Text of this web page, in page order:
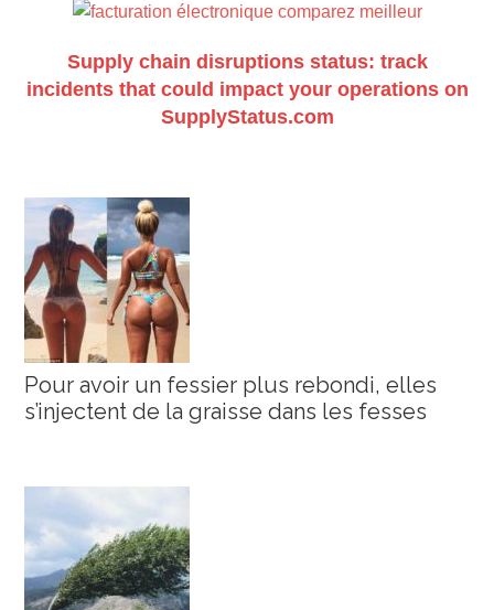
Supply chain disruptions status: track
incidents that could impact your operations on
SupplyStatus.com
Pour avoir un fessier plus rebondi, elles
s’injectent de la graisse dans les fesses